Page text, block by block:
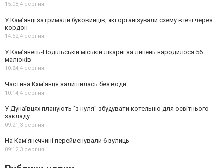
15:08,4 серпня
У Кам’янці затримали буковинців, які організували схему втечі через
кордон
14:52,4 серпня
У Кам’янець-Подільській міській лікарні за липень народилося 56
малюків
10:24,4 серпня
Частина Кам'янця залишилась без води
10:14,4 серпня
У Дунаївцях планують "з нуля" збудувати котельню для освітнього
закладу
09:21,3 серпня
На Камʼянеччині перейменували 6 вулиць
09:12,3 серпня